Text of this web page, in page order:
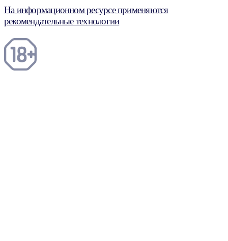
На информационном ресурсе применяются
рекомендательные технологии